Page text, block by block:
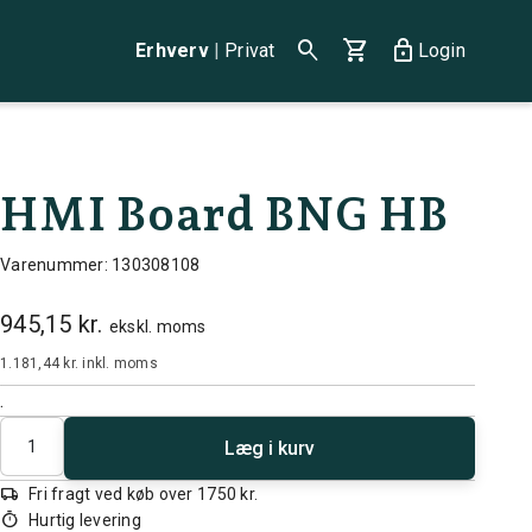
Erhverv | Privat search shopping_cart lock Login
HMI Board BNG HB
Varenummer: 130308108
945,15 kr. ekskl. moms
1.181,44 kr.inkl. moms
.
Antal
Læg i kurv
local_shipping Fri fragt ved køb over 1750 kr.
timer Hurtig levering